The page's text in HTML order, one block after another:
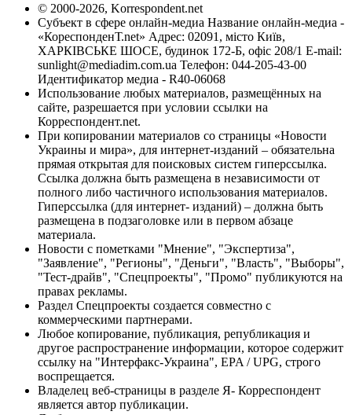
© 2000-2026, Korrespondent.net
Субъект в сфере онлайн-медиа Название онлайн-медиа -
«КореспонденТ.net» Адрес: 02091, місто Київ,
ХАРКІВСЬКЕ ШОСЕ, будинок 172-Б, офіс 208/1 E-mail:
sunlight@mediadim.com.ua Телефон: 044-205-43-00
Идентификатор медиа - R40-06068
Использование любых материалов, размещённых на
сайте, разрешается при условии ссылки на
Корреспондент.net.
При копировании материалов со страницы «Новости
Украины и мира», для интернет-изданий – обязательна
прямая открытая для поисковых систем гиперссылка.
Ссылка должна быть размещена в независимости от
полного либо частичного использования материалов.
Гиперссылка (для интернет- изданий) – должна быть
размещена в подзаголовке или в первом абзаце
материала.
Новости с пометками "Мнение", "Экспертиза",
"Заявление", "Регионы", "Деньги", "Власть", "Выборы",
"Тест-драйв", "Спецпроекты", "Промо" публикуются на
правах рекламы.
Раздел Спецпроекты создается совместно с
коммерческими партнерами.
Любое копирование, публикация, републикация и
другое распространение информации, которое содержит
ссылку на "Интерфакс-Украина", EPA / UPG, строго
воспрещается.
Владелец веб-страницы в разделе Я- Корреспондент
является автор публикации.